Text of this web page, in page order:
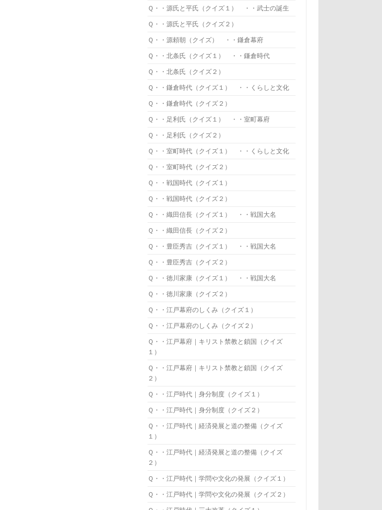
Ｑ・・源氏と平氏（クイズ１） ・・武士の誕生
Ｑ・・源氏と平氏（クイズ２）
Ｑ・・源頼朝（クイズ） ・・鎌倉幕府
Ｑ・・北条氏（クイズ１） ・・鎌倉時代
Ｑ・・北条氏（クイズ２）
Ｑ・・鎌倉時代（クイズ１） ・・くらしと文化
Ｑ・・鎌倉時代（クイズ２）
Ｑ・・足利氏（クイズ１） ・・室町幕府
Ｑ・・足利氏（クイズ２）
Ｑ・・室町時代（クイズ１） ・・くらしと文化
Ｑ・・室町時代（クイズ２）
Ｑ・・戦国時代（クイズ１）
Ｑ・・戦国時代（クイズ２）
Ｑ・・織田信長（クイズ１） ・・戦国大名
Ｑ・・織田信長（クイズ２）
Ｑ・・豊臣秀吉（クイズ１） ・・戦国大名
Ｑ・・豊臣秀吉（クイズ２）
Ｑ・・徳川家康（クイズ１） ・・戦国大名
Ｑ・・徳川家康（クイズ２）
Ｑ・・江戸幕府のしくみ（クイズ１）
Ｑ・・江戸幕府のしくみ（クイズ２）
Ｑ・・江戸幕府｜キリスト禁教と鎖国（クイズ
１）
Ｑ・・江戸幕府｜キリスト禁教と鎖国（クイズ
２）
Ｑ・・江戸時代｜身分制度（クイズ１）
Ｑ・・江戸時代｜身分制度（クイズ２）
Ｑ・・江戸時代｜経済発展と道の整備（クイズ
１）
Ｑ・・江戸時代｜経済発展と道の整備（クイズ
２）
Ｑ・・江戸時代｜学問や文化の発展（クイズ１）
Ｑ・・江戸時代｜学問や文化の発展（クイズ２）